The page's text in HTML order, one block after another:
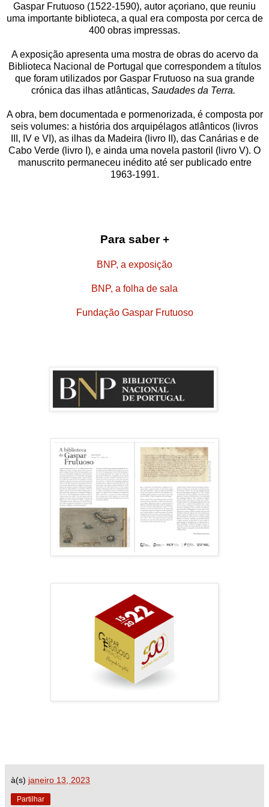
Gaspar Frutuoso (1522-1590), autor açoriano, que reuniu
uma importante biblioteca, a qual era composta por cerca de
400 obras impressas.
A exposição apresenta uma mostra de obras do acervo da
Biblioteca Nacional de Portugal que correspondem a títulos
que foram utilizados por Gaspar Frutuoso na sua grande
crónica das ilhas atlânticas, Saudades da Terra.
A obra, bem documentada e pormenorizada, é composta por
seis volumes: a história dos arquipélagos atlânticos (livros
III, IV e VI), as ilhas da Madeira (livro II), das Canárias e de
Cabo Verde (livro I), e ainda uma novela pastoril (livro V). O
manuscrito permaneceu inédito até ser publicado entre
1963-1991.
Para saber +
BNP, a exposição
BNP, a folha de sala
Fundação Gaspar Frutuoso
à(s) janeiro 13, 2023
Partilhar